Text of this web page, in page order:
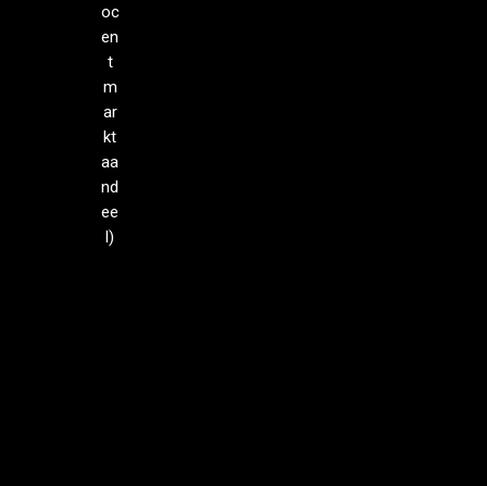
oc
en
t
m
ar
kt
aa
nd
ee
l)